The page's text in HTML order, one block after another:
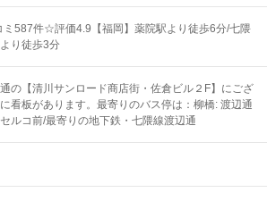
ミ587件☆評価4.9【福岡】薬院駅より徒歩6分/七隈
り徒歩3分
の【清川サンロード商店街・佐倉ビル２F】にござ
看板があります。最寄りのバス停は：柳橋: 渡辺通
ルコ前/最寄りの地下鉄・七隈線渡辺通